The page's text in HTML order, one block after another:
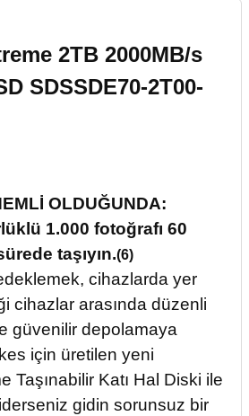
2TB 2000MB/s
SDSSDE70-2T00-
OLDUĞUNDA:
1.000 fotoğrafı 60
taşıyın.(6)
cihazlarda yer
cihazlar arasında düzenli
güvenilir depolamaya
için üretilen yeni
Taşınabilir Katı Hal Diski ile
gidin sorunsuz bir